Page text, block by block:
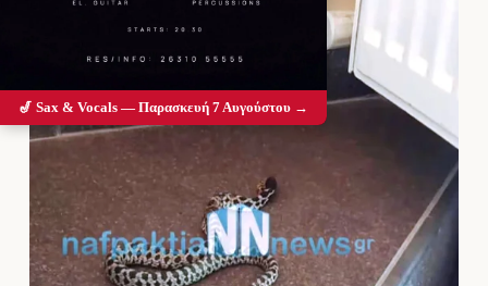
🎷 Sax & Vocals — Παρασκευή 7 Αυγούστου →